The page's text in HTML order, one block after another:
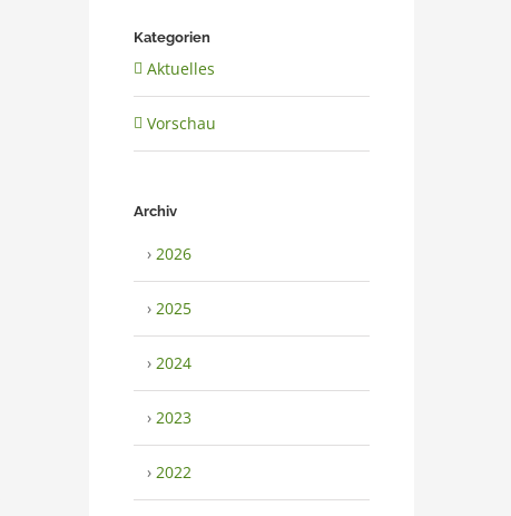
Kategorien
Aktuelles
Vorschau
Archiv
› 2026
› 2025
› 2024
› 2023
› 2022